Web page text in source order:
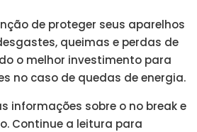
de proteger seus aparelhos
queimas e perdas de
o melhor investimento para
no caso de quedas de energia.
informações sobre o no break e
Continue a leitura para